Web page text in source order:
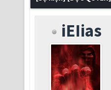
iEIias